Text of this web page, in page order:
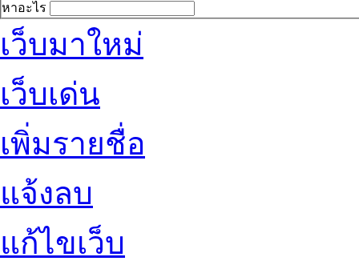
หาอะไร
เว็บมาใหม่
เว็บเด่น
เพิ่มรายชื่อ
แจ้งลบ
แก้ไขเว็บ